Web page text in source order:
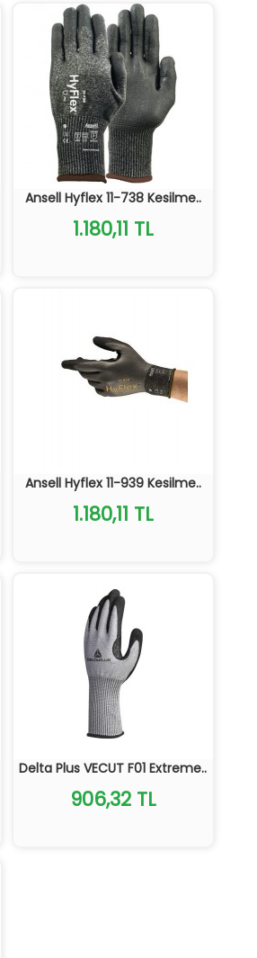
Ansell Hyflex 11-738 Kesilme..
1.180,11 TL
Ansell Hyflex 11-939 Kesilme..
1.180,11 TL
Delta Plus VECUT F01 Extreme..
906,32 TL